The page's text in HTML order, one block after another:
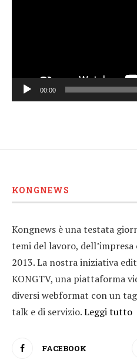
00:00
KONGNEWS
Kongnews è una testata
temi del lavoro,
2013. La nostra iniziativa
KONGTV, una piattaforma
diversi webformat con un
talk e di servizio.Leggi tutto
FACEBOOK